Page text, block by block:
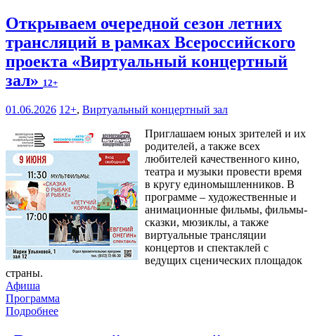
Открываем очередной сезон летних
трансляций в рамках Всероссийского
проекта «Виртуальный концертный
зал» 12+
01.06.2026 12+, Виртуальный концертный зал
Приглашаем юных зрителей и их
родителей, а также всех
любителей качественного кино,
театра и музыки провести время
в кругу единомышленников. В
программе – художественные и
анимационные фильмы, фильмы-
сказки, мюзиклы, а также
виртуальные трансляции
концертов и спектаклей с
ведущих сценических площадок
страны.
Афиша
Программа
Подробнее